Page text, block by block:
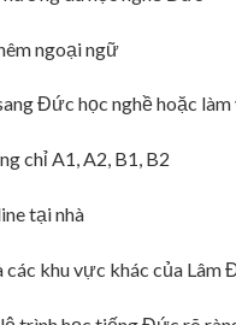
ngoại ngữ
Đức học nghề hoặc làm
chỉ A1, A2, B1, B2
tại nhà
khu vực khác của Lâm